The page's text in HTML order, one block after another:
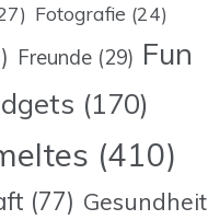
Fotografie (24)
Freunde (29) Fun
(170)
(410)
(77) Gesundheit